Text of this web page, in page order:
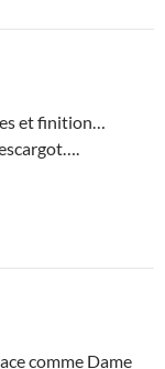
et finition…
comme Dame